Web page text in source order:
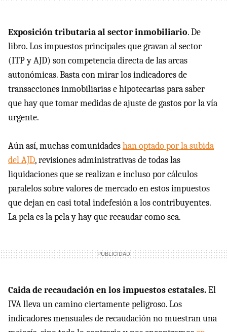
Exposición tributaria al sector inmobiliario. De
libro. Los impuestos principales que gravan al sector
(ITP y AJD) son competencia directa de las arcas
autonómicas. Basta con mirar los indicadores de
transacciones inmobiliarias e hipotecarias para saber
que hay que tomar medidas de ajuste de gastos por la vía
urgente.
Aún así, muchas comunidadeshan optado por la subida
del AJD, revisiones administrativas de todas las
liquidaciones que se realizan e incluso por cálculos
paralelos sobre valores de mercado en estos impuestos
que dejan en casi total indefesión a los contribuyentes.
La pela es la pela y hay que recaudar como sea.
Caida de recaudación en los impuestos estatales.El
IVA lleva un camino ciertamente peligroso. Los
indicadores mensuales de recaudación no muestran una